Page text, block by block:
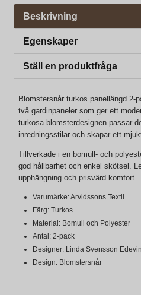
Beskrivning
Egenskaper
Ställ en produktfråga
Blomstersnår turkos panellängd 2-
två gardinpaneler som ger ett
turkosa blomsterdesignen passar
inredningsstilar och skapar ett
Tillverkade i en bomull- och
god hållbarhet och enkel skötsel.
upphängning och prisvärd komfort.
Varumärke: Arvidssons Textil
Färg: Turkos
Material: Bomull och Polyester
Antal: 2-pack
Designer: Linda Svensson
Design: Blomstersnår